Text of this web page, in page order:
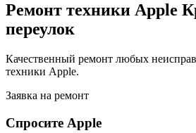
Ремонт техники Apple
переулок
Качественный ремонт любых
техники Apple.
Заявка на ремонт
Спросите Apple